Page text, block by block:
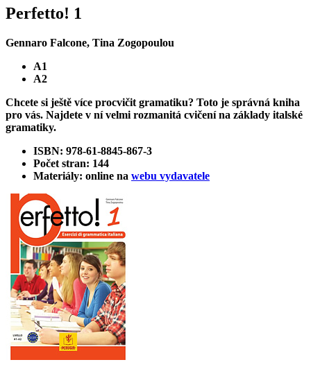
Perfetto! 1
Gennaro Falcone, Tina Zogopoulou
A1
A2
Chcete si ještě více procvičit gramatiku? Toto je správná kniha
pro vás. Najdete v ní velmi rozmanitá cvičení na základy italské
gramatiky.
ISBN: 978-61-8845-867-3
Počet stran: 144
Materiály: online na webu vydavatele